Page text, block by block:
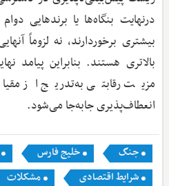
درنهایت بنگاه‌ها یا برندهایی
بیشتری برخوردارند، نه لزوماً
بالاتری هستند. بنابراین
مزیت رقابتی به‌تدریج از
انعطاف‌پذیری جابه‌جا می‌شود.
جنگ خلیج فارس
شرایط اقتصادی
مشکلات